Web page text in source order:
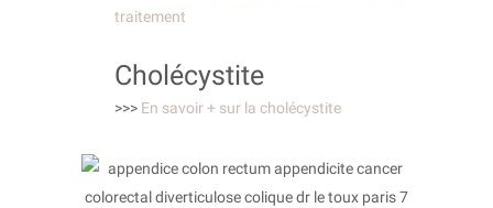
traitement
Cholécystite
>>> En savoir + sur la cholécystite